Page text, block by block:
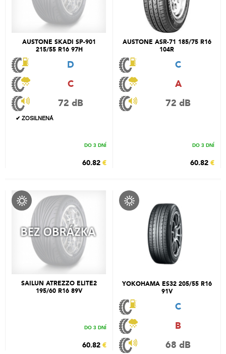
AUSTONE SKADI SP-901
215/55 R16 97H
D
C
72 dB
✔ ZOSILNENÁ
DO 3 DNÍ
60.82 €
AUSTONE ASR-71 185/75 R16
104R
C
A
72 dB
DO 3 DNÍ
60.82 €
SAILUN ATREZZO ELITE2
195/60 R16 89V
DO 3 DNÍ
60.82 €
YOKOHAMA ES32 205/55 R16
91V
C
B
68 dB